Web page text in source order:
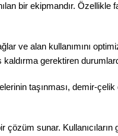
bir ekipmandır. Özellikle
ve alan kullanımını
kaldırma gerektiren
taşınması, demir-
çözüm sunar.